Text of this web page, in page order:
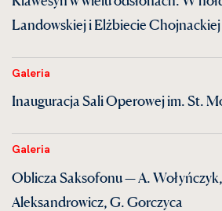
Landowskiej i Elżbiecie Chojnackiej
Galeria
Inauguracja Sali Operowej im. St.
Galeria
Oblicza Saksofonu — A.
Aleksandrowicz, G. Gorczyca